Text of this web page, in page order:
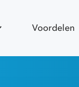
Voordelen